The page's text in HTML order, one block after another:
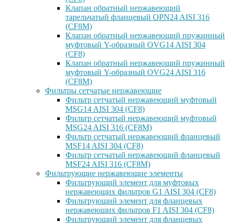
Клапан обратный нержавеющий
тарельчатый фланцевый OPN24 AISI 316
(CF8M)
Клапан обратный нержавеющий пружинный
муфтовый Y-образный OVG14 AISI 304
(CF8)
Клапан обратный нержавеющий пружинный
муфтовый Y-образный OVG24 AISI 316
(CF8М)
Фильтры сетчатые нержавеющие
Фильтр сетчатый нержавеющий муфтовый
MSG14 AISI 304 (CF8)
Фильтр сетчатый нержавеющий муфтовый
MSG24 AISI 316 (CF8M)
Фильтр сетчатый нержавеющий фланцевый
MSF14 AISI 304 (CF8)
Фильтр сетчатый нержавеющий фланцевый
MSF24 AISI 316 (CF8M)
Фильтрующие нержавеющие элементы
Фильтрующий элемент для муфтовых
нержавеющих фильтров G1 AISI 304 (CF8)
Фильтрующий элемент для фланцевых
нержавеющих фильтров F1 AISI 304 (CF8)
Фильтрующий элемент для фланцевых